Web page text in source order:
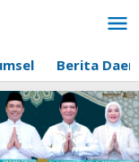
Berita